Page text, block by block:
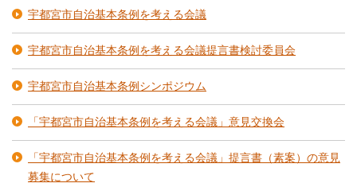
宇都宮市自治基本条例を考える会議
宇都宮市自治基本条例を考える会議提言書検討委員会
宇都宮市自治基本条例シンポジウム
「宇都宮市自治基本条例を考える会議」意見交換会
「宇都宮市自治基本条例を考える会議」提言書（素案）の意見
募集について